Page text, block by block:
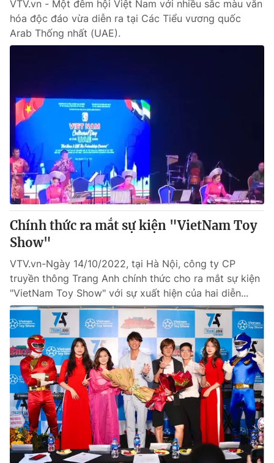
Liên hệ tòa soạn English
THỜI BÁO VTV
Theo dõi báo trên
Cơ quan chủ quản:Đài Truyền hình Việt Nam
Cơ quan báo chí:Thời báo VTV
Giấy phép hoạt động báo in và báo điện tử số 483/GP-BTTTT
cấp ngày 29/12/2023
Tổng Biên tập:Vũ Thanh Thủy
Phó Tổng Biên tập:
Nguyễn Trọng Ninh
Tổng đài VTV:024.38 355 931 - 024.38 355 932
Ðiện thoại Thời báo VTV:024.66 897 897
Email:toasoan@vtv.vn
Liên hệ quảng cáo:024-7300.7108
VTV.vn - Một đêm hội Việt Nam với nhiều sắc màu văn
hóa độc đáo vừa diễn ra tại Các Tiểu vương quốc
Arab Thống nhất (UAE).
Chính thức ra mắt sự kiện "VietNam Toy
Show"
VTV.vn-Ngày 14/10/2022, tại Hà Nội, công ty CP
truyền thông Trang Anh chính thức cho ra mắt sự kiện
"VietNam Toy Show" với sự xuất hiện của hai diễn...